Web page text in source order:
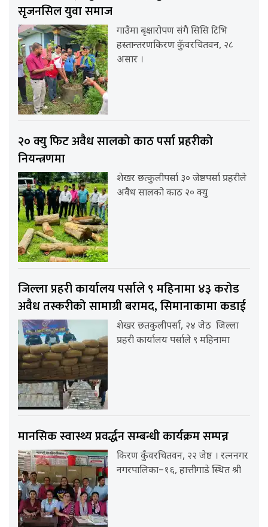
सृजनसिल युवा समाज
गाउँमा बृक्षारोपण संगै सिसि टिभि
हस्तान्तरणकिरण कुँवरचितवन, २८
असार ।
२० क्यु फिट अवैध सालको काठ पर्सा प्रहरीको
नियन्त्रणमा
शेखर छत्कुलीपर्सा ३० जेष्ठपर्सा प्रहरीले
अवैध सालको काठ २० क्यु
जिल्ला प्रहरी कार्यालय पर्साले ९ महिनामा ४३ करोड
अवैध तस्करीको सामाग्री बरामद, सिमानाकामा कडाई
शेखर छतकुलीपर्सा, २४ जेठ जिल्ला
प्रहरी कार्यालय पर्साले ९ महिनामा
मानसिक स्वास्थ्य प्रवर्द्धन सम्बन्धी कार्यक्रम सम्पन्न
किरण कुँवरचितवन, २२ जेष्ठ । रत्ननगर
नगरपालिका–१६, हात्तीगाडे स्थित श्री